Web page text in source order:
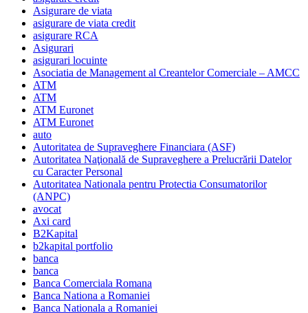
Asigurare de viata
asigurare de viata credit
asigurare RCA
Asigurari
asigurari locuinte
Asociatia de Management al Creantelor Comerciale – AMCC
ATM
ATM
ATM Euronet
ATM Euronet
auto
Autoritatea de Supraveghere Financiara (ASF)
Autoritatea Naţională de Supraveghere a Prelucrării Datelor
cu Caracter Personal
Autoritatea Nationala pentru Protectia Consumatorilor
(ANPC)
avocat
Axi card
B2Kapital
b2kapital portfolio
banca
banca
Banca Comerciala Romana
Banca Nationa a Romaniei
Banca Nationala a Romaniei